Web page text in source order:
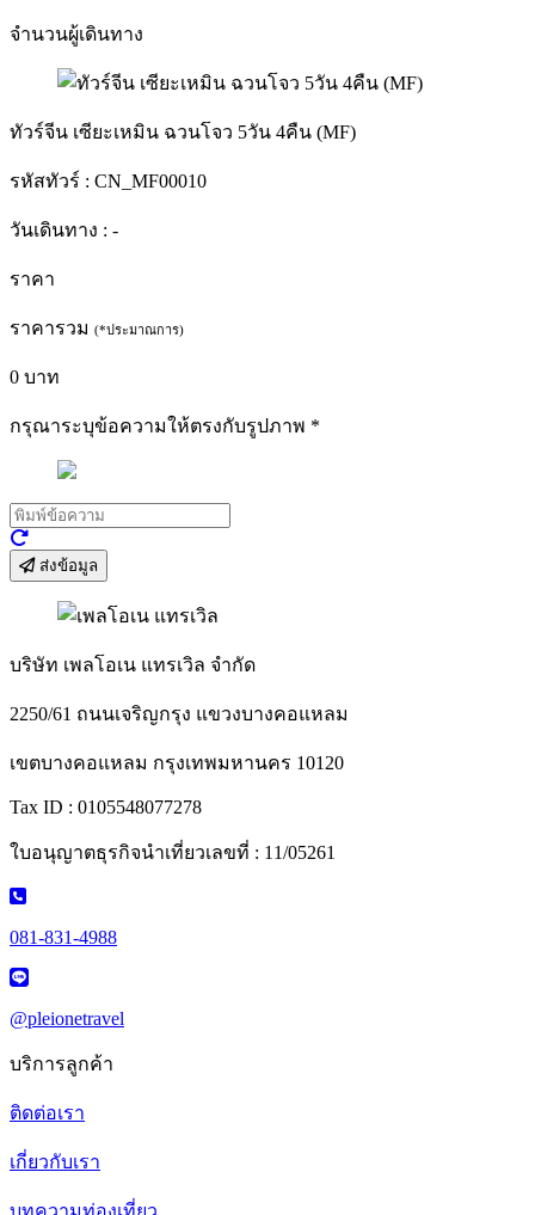
จำนวนผู้เดินทาง
ทัวร์จีน เซียะเหมิน ฉวนโจว 5วัน 4คืน (MF)
รหัสทัวร์ : CN_MF00010
วันเดินทาง : -
ราคา
ราคารวม (*ประมาณการ)
0 บาท
กรุณาระบุข้อความให้ตรงกับรูปภาพ *
ส่งข้อมูล
บริษัท เพลโอเน แทรเวิล จำกัด
2250/61 ถนนเจริญกรุง แขวงบางคอแหลม
เขตบางคอแหลม กรุงเทพมหานคร 10120
Tax ID : 0105548077278
ใบอนุญาตธุรกิจนำเที่ยวเลขที่ : 11/05261
081-831-4988
@pleionetravel
บริการลูกค้า
ติดต่อเรา
เกี่ยวกับเรา
บทความท่องเที่ยว